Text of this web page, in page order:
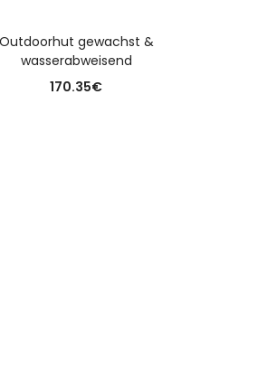
Outdoorhut gewachst &
wasserabweisend
170.35€